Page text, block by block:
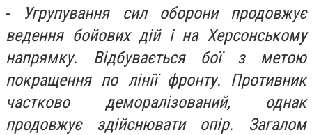
- Угрупування сил оборони продовжує
ведення бойових дій і на Херсонському
напрямку. Відбувається бої з метою
покращення по лінії фронту. Противник
частково деморалізований, однак
продовжує здійснювати опір. Загалом